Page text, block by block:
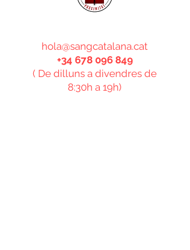
hola@sangcatalana.cat
+34 678 096 849
( De dilluns a divendres de
8:30h a 19h)